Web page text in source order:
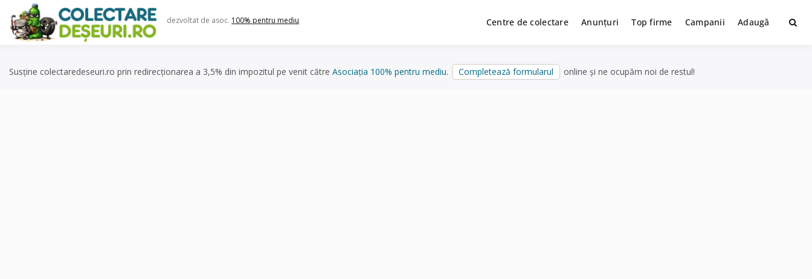
content
dezvoltat de asoc. 100% pentru mediu Centre de colectare Anunțuri Top firme Campanii Adaugă
Susține colectaredeseuri.ro prin redirecționarea a 3,5% din impozitul pe venit către Asociația 100% pentru mediu. Completează formularul online și ne ocupăm noi de restul!